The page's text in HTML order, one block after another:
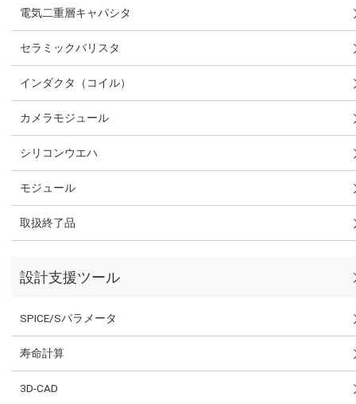
電気二重層キャパシタ
セラミックバリスタ
インダクタ（コイル）
カメラモジュール
シリコンウエハ
モジュール
取扱終了品
設計支援ツール
SPICE/Sパラメータ
寿命計算
3D-CAD